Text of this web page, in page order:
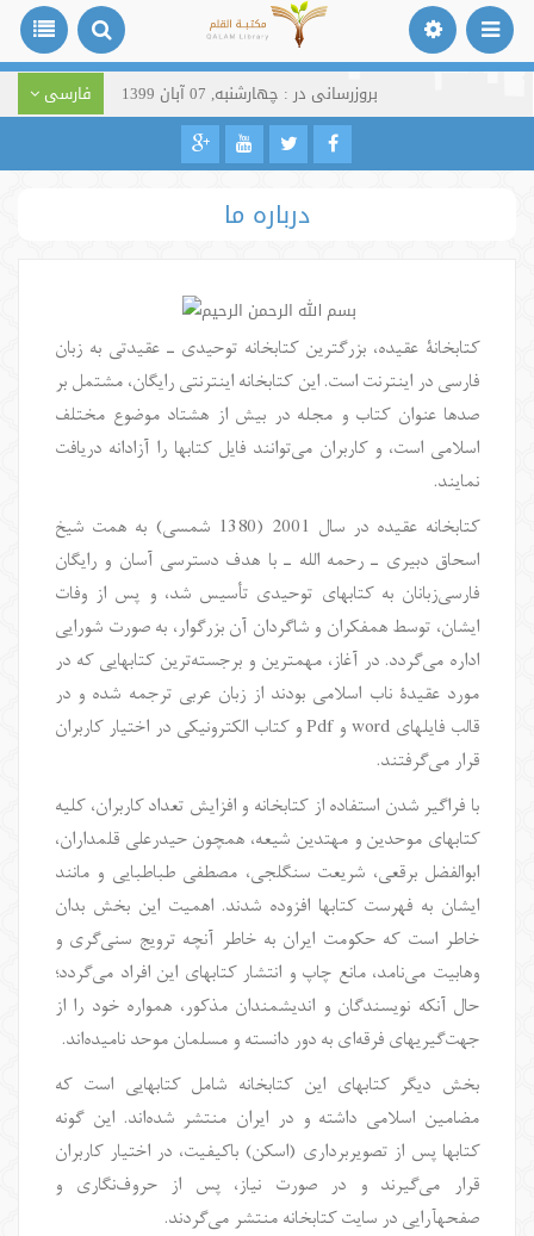
بروزرسانی در : چهارشنبه, 07 آبان 1399 فارسی
درباره ما
کتابخانۀ عقیده، بزرگترین کتابخانه توحیدی ـ عقیدتی به زبان
فارسی در اینترنت است. این کتابخانه اینترنتی رایگان، مشتمل بر
صدها عنوان کتاب و مجله در بیش از هشتاد موضوع مختلف
اسلامی است، و کاربران می‌توانند فایل کتابها را آزادانه دریافت
نمایند.
کتابخانه عقیده در سال 2001 (1380 شمسی) به همت شیخ
اسحاق دبیری ـ رحمه الله ـ با هدف دسترسی آسان و رایگان
فارسی‌زبانان به کتابهای توحیدی تأسیس شد، و پس از وفات
ایشان، توسط همفکران و شاگردان آن بزرگوار، به صورت شورایی
اداره می‌گردد. در آغاز، مهمترین و برجسته‌ترین کتابهایی که در
مورد عقیدۀ ناب اسلامی بودند از زبان عربی ترجمه شده و در
قالب فایلهای wordوPdfو کتاب الکترونیکی در اختیار کاربران
قرار می‌گرفتند.
با فراگیر شدن استفاده از کتابخانه و افزایش تعداد کاربران، کلیه
کتابهای موحدین و مهتدین شیعه، همچون حیدرعلی قلمداران،
ابوالفضل برقعی، شریعت سنگلجی، مصطفی طباطبایی و مانند
ایشان به فهرست کتابها افزوده شدند. اهمیت این بخش بدان
خاطر است که حکومت ایران به خاطر آنچه ترویج سنی‌گری و
وهابیت می‌نامد، مانع چاپ و انتشار کتابهای این افراد می‌گردد؛
حال آنکه نویسندگان و اندیشمندان مذکور، همواره خود را از
جهت‌گیریهای فرقه‌ای به دور دانسته و مسلمان موحد نامیده‌اند.
بخش دیگر کتابهای این کتابخانه شامل کتابهایی است که
مضامین اسلامی داشته و در ایران منتشر شده‌اند. این گونه
کتابها پس از تصویربرداری (اسکن) باکیفیت، در اختیار کاربران
قرار می‌گیرند و در صورت نیاز، پس از حروف‌نگاری و
صفحهآرایی در سایت کتابخانه منتشر می‌گردند.